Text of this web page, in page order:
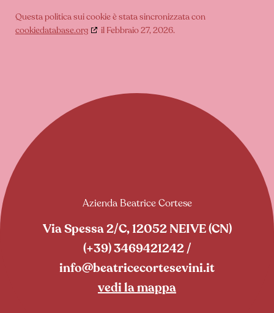
Questa politica sui cookie è stata sincronizzata con
cookiedatabase.org
il Febbraio 27, 2026.
Azienda Beatrice Cortese
Via Spessa 2/C, 12052 NEIVE (CN)
(+39) 3469421242/
info@beatricecortesevini.it
vedi la mappa